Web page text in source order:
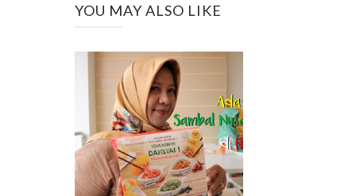
YOU MAY ALSO LIKE